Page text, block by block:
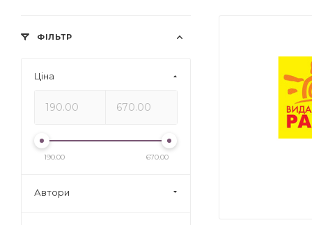
ФІЛЬТР
Ціна
190.00 670.00
Автори